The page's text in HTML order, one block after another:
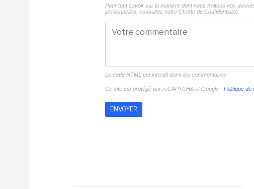
Pour tout savoir sur la manière dont nous traitons vos
personnelles, consultez notre Charte de Confidentialité.
Le code HTML est interdit dans les commentaires
Ce site est protégé par reCAPTCHA et Google - Politique de